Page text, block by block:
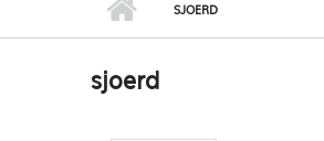
SJOERD
sjoerd